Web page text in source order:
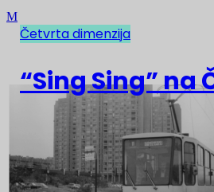
NAJNOVIJE
Četvrta dimenzija
“Sing Sing” na